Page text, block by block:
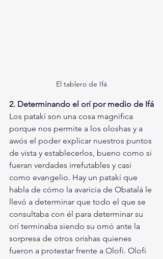
El tablero de Ifá
2. Determinando el orí por medio de Ifá
Los patakí son una cosa magnifica
porque nos permite a los oloshas y a
awós el poder explicar nuestros puntos
de vista y establecerlos, bueno como si
fueran verdades irrefutables y casi
como evangelio. Hay un patakí que
habla de cómo la avaricia de Obatalá le
llevó a determinar que todo el que se
consultaba con él para determinar su
orí terminaba siendo su omó ante la
sorpresa de otros orishas quienes
fueron a protestar frente a Olofi. Olofi